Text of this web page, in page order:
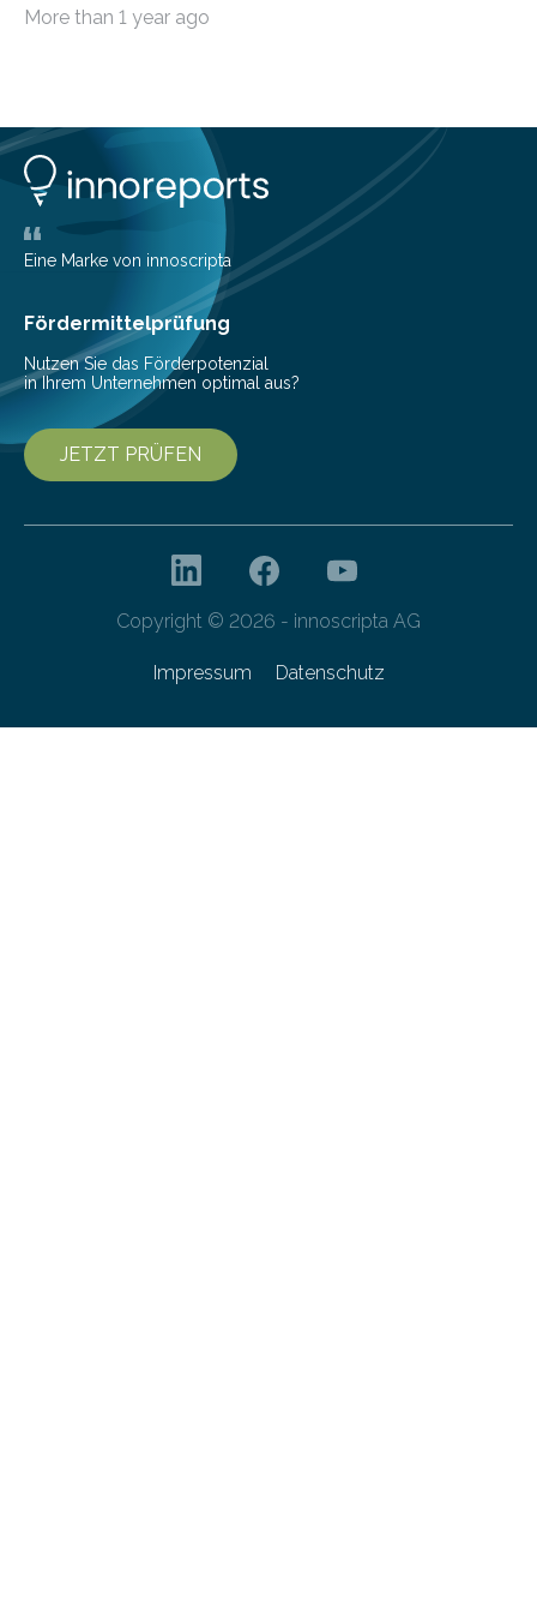
die genau das ermöglichen: Sie helfen Ihnen, Ausgaben
Lösungen interessieren. 1. Multibanking-Tools: Alle
Konten auf einen Blick Viele Banken bieten bereits in
ihrem Online-Banking eine Multibanking-Funktion an,
mit der sich Konten bei anderen Banken…
More than 1 year ago
Eine Marke von innoscripta
Fördermittelprüfung
Nutzen Sie das Förderpotenzial
in Ihrem Unternehmen optimal aus?
JETZT PRÜFEN
Copyright © 2026 - innoscripta AG
Impressum Datenschutz